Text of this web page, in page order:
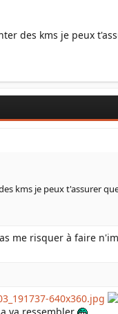
des kms je peux
kms je peux t'assurer
me risquer à faire